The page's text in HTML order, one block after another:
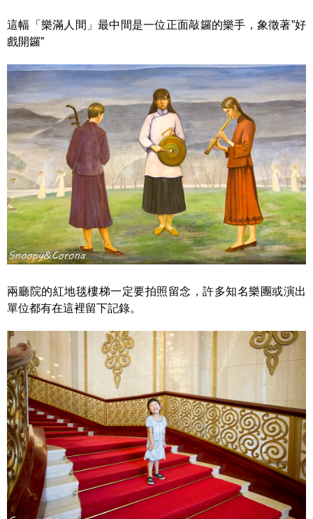
這幅「樂滿人間」最中間是一位正面敲鑼的樂手，象徵著”好
戲開鑼”
兩廳院的紅地毯樓梯一定要拍照留念，許多知名樂團或演出
單位都有在這裡留下記錄。